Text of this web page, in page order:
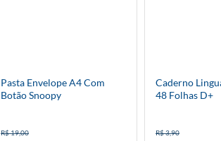
Pasta Envelope A4 Com
Botão Snoopy
R$ 19,00
Caderno
48 Folhas D+
R$ 3,90